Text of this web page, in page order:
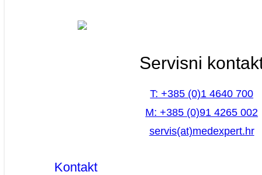
Servisni
T: +385 (0)1 4640 700
M: +385 (0)91 4265 002
servis(at)medexpert.hr
Kontakt